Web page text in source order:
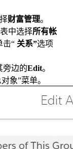
财富管理。
中选择所有帐
击“ 关系”选项
旁边的Edit。
象”菜单。